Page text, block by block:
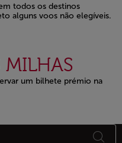
todos os destinos
alguns voos não elegíveis.
MILHAS
um bilhete prémio na
sítio